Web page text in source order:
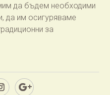
да бъдем необходими
да им осигуряваме
за